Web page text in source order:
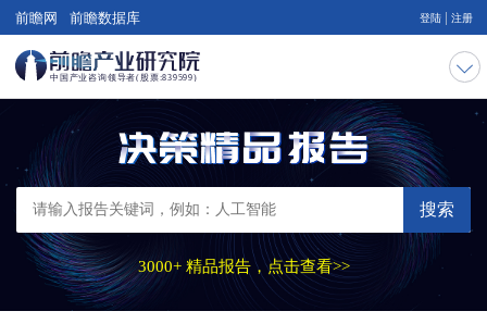
前瞻网 前瞻数据库 登陆 注册
搜索
3000+ 精品报告，点击查看>>